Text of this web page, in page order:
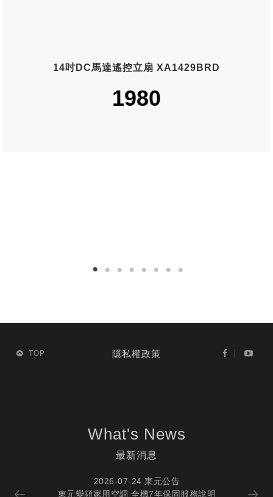
14吋DC馬達遙控立扇 XA1429BRD
1980
TOP 隱私權政策
What's News
最新消息
2026-07-24 東元公告
東元變頻家用空調 全機7年保固服務說明